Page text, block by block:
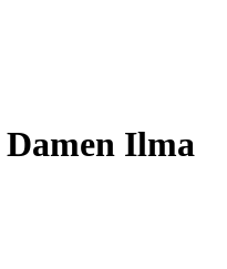
Ilma